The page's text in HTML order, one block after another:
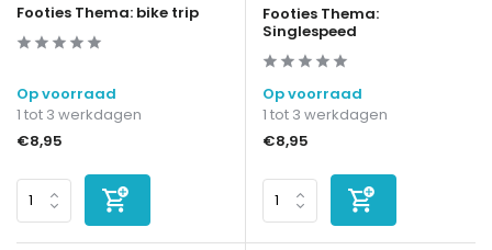
Footies Thema: bike trip
Op voorraad
1 tot 3 werkdagen
€8,95
Footies Thema:
Singlespeed
Op voorraad
1 tot 3 werkdagen
€8,95